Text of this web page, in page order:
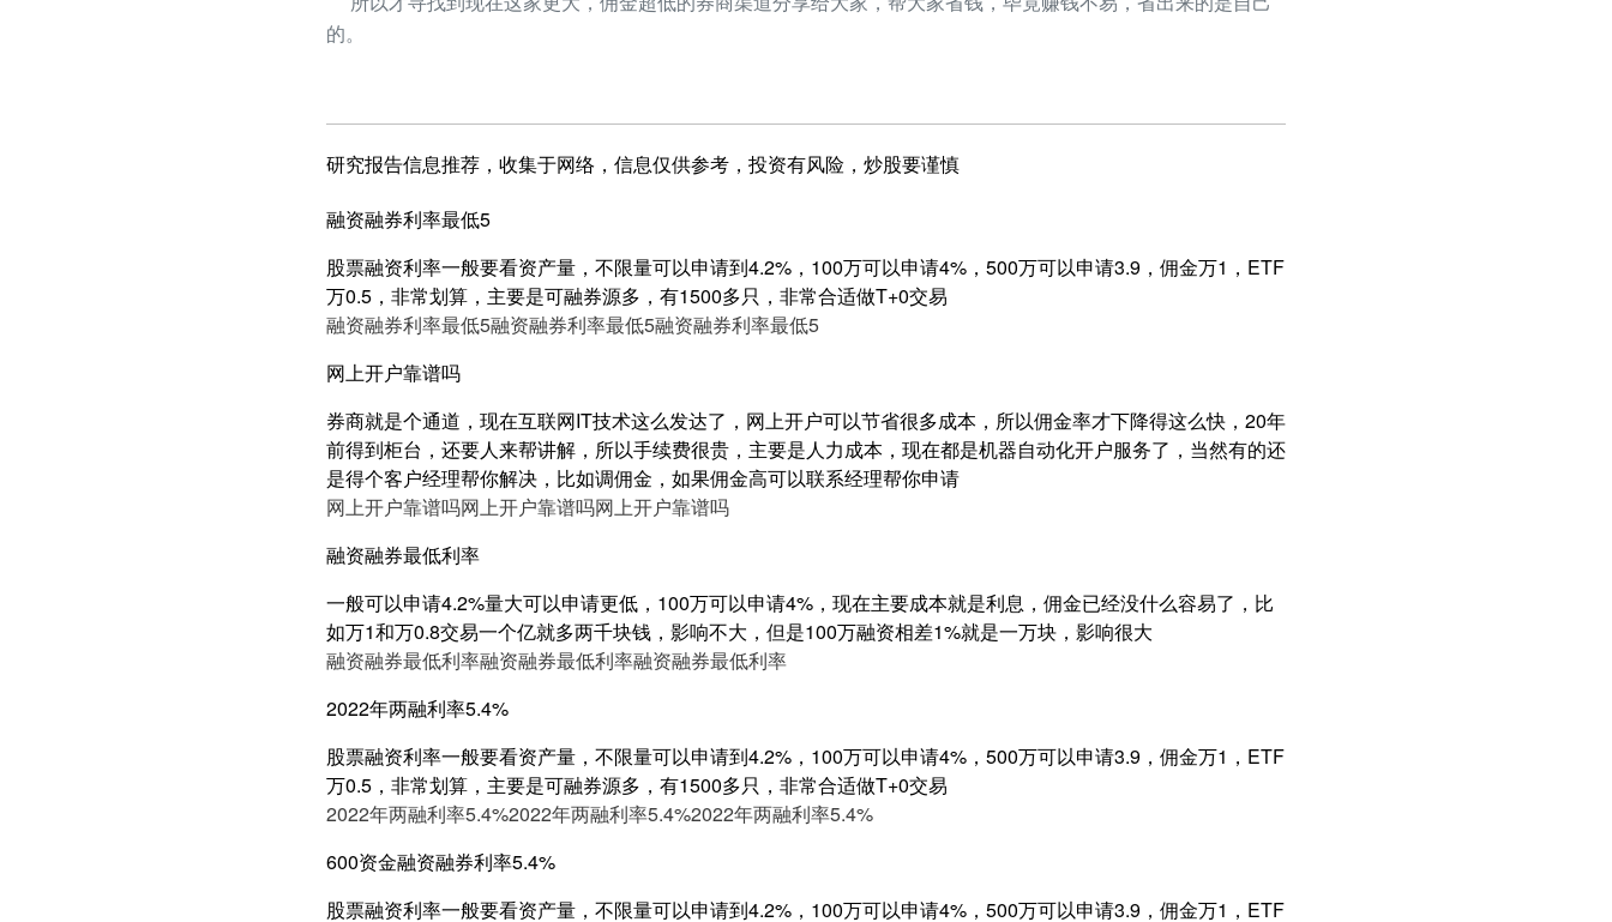
的。
研究报告信息推荐，收集于网络，信息仅供参考，投资有风险，炒股要谨慎
融资融券利率最低5
股票融资利率一般要看资产量，不限量可以申请到4.2%，100万可以申请4%，500万可以申请3.9，佣金万1，ETF
万0.5，非常划算，主要是可融券源多，有1500多只，非常合适做T+0交易
融资融券利率最低5融资融券利率最低5融资融券利率最低5
网上开户靠谱吗
券商就是个通道，现在互联网IT技术这么发达了，网上开户可以节省很多成本，所以佣金率才下降得这么快，20年
前得到柜台，还要人来帮讲解，所以手续费很贵，主要是人力成本，现在都是机器自动化开户服务了，当然有的还
是得个客户经理帮你解决，比如调佣金，如果佣金高可以联系经理帮你申请
网上开户靠谱吗网上开户靠谱吗网上开户靠谱吗
融资融券最低利率
一般可以申请4.2%量大可以申请更低，100万可以申请4%，现在主要成本就是利息，佣金已经没什么容易了，比
如万1和万0.8交易一个亿就多两千块钱，影响不大，但是100万融资相差1%就是一万块，影响很大
融资融券最低利率融资融券最低利率融资融券最低利率
2022年两融利率5.4%
股票融资利率一般要看资产量，不限量可以申请到4.2%，100万可以申请4%，500万可以申请3.9，佣金万1，ETF
万0.5，非常划算，主要是可融券源多，有1500多只，非常合适做T+0交易
2022年两融利率5.4%2022年两融利率5.4%2022年两融利率5.4%
600资金融资融券利率5.4%
股票融资利率一般要看资产量，不限量可以申请到4.2%，100万可以申请4%，500万可以申请3.9，佣金万1，ETF